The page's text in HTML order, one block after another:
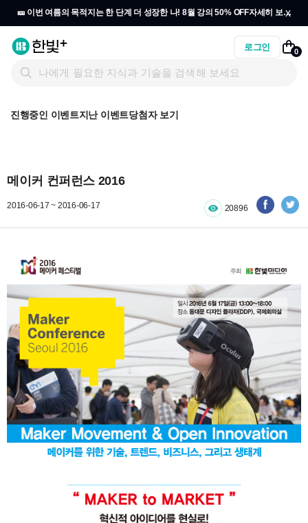
🎫 이번 여름의 목적지는 한 단계 더 성장한 나! 8월 강의 50% OFF자세히 보기
x
로그인 0
진행중인 이벤트지난 이벤트당첨자 보기
메이커 컨퍼런스 2016
2016-06-17 ~ 2016-06-17 20896